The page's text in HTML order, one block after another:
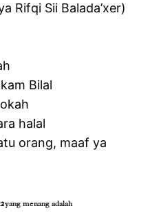
Rifqi Sii Balada’xer)
Bilal
halal
orang, maaf ya
yang menang adalah